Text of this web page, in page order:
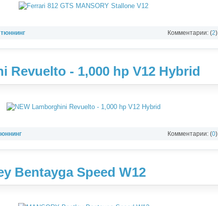
Комментарии: (2)
Revuelto - 1,000 hp V12 Hybrid
Комментарии: (0)
Bentayga Speed W12